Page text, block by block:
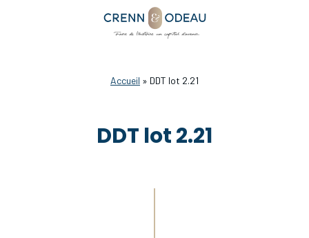
Accueil » DDT lot 2.21
DDT lot 2.21